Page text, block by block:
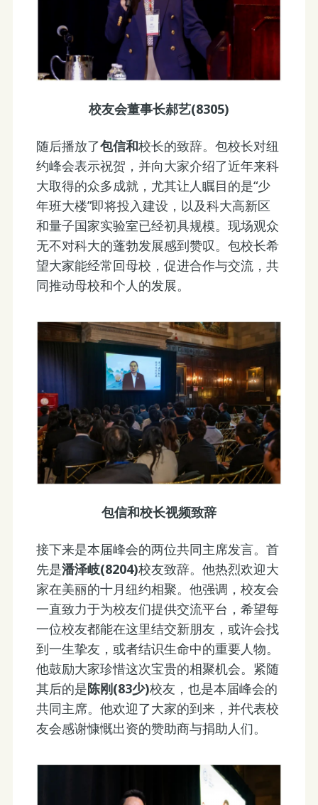
校友会董事长郝艺(8305)
随后播放了包信和校长的致辞。包校长对纽
约峰会表示祝贺，并向大家介绍了近年来科
大取得的众多成就，尤其让人瞩目的是“少
年班大楼”即将投入建设，以及科大高新区
和量子国家实验室已经初具规模。现场观众
无不对科大的蓬勃发展感到赞叹。包校长希
望大家能经常回母校，促进合作与交流，共
同推动母校和个人的发展。
包信和校长视频致辞
接下来是本届峰会的两位共同主席发言。首
先是潘泽岐(8204)校友致辞。他热烈欢迎大
家在美丽的十月纽约相聚。他强调，校友会
一直致力于为校友们提供交流平台，希望每
一位校友都能在这里结交新朋友，或许会找
到一生挚友，或者结识生命中的重要人物。
他鼓励大家珍惜这次宝贵的相聚机会。紧随
其后的是陈刚(83少)校友，也是本届峰会的
共同主席。他欢迎了大家的到来，并代表校
友会感谢慷慨出资的赞助商与捐助人们。